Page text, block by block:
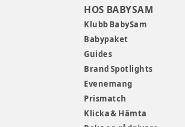
HOS BABYSAM
Klubb BabySam
Babypaket
Guides
Brand Spotlights
Evenemang
Prismatch
Klicka & Hämta